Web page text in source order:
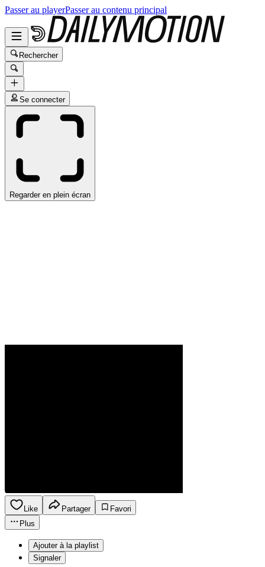
Passer au playerPasser au contenu principal
Rechercher
Se connecter
Regarder en plein écran
Like Partager
Favori
Plus
Ajouter à la playlist
Signaler